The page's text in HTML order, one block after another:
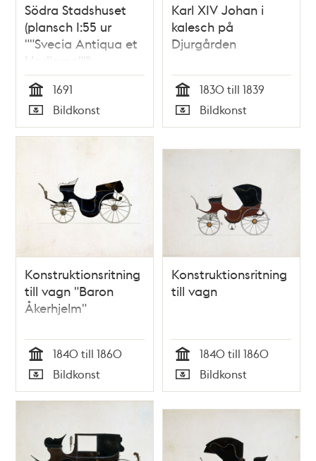
Södra Stadshuset
(plansch I:55 ur
""Svecia Antiqua et
Hodierna"")
Tid
1691
Typ
Bildkonst
Karl XIV Johan i
kalesch på
Djurgården
Tid
1830 till 1839
Typ
Bildkonst
Konstruktionsritning
till vagn "Baron
Åkerhjelm"
Tid
1840 till 1860
Typ
Bildkonst
Konstruktionsritning
till vagn
Tid
1840 till 1860
Typ
Bildkonst